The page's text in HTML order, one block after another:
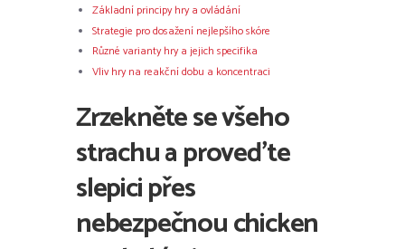
Základní principy hry a ovládání
Strategie pro dosažení nejlepšího skóre
Různé varianty hry a jejich specifika
Vliv hry na reakční dobu a koncentraci
Zrzekněte se všeho
strachu a proveďte
slepici přes
nebezpečnou chicken